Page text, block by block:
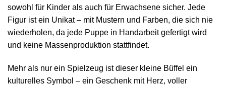
sowohl für Kinder als auch für Erwachsene sicher. Jede
Figur ist ein Unikat – mit Mustern und Farben, die sich nie
wiederholen, da jede Puppe in Handarbeit gefertigt wird
und keine Massenproduktion stattfindet.
Mehr als nur ein Spielzeug ist dieser kleine Büffel ein
kulturelles Symbol – ein Geschenk mit Herz, voller